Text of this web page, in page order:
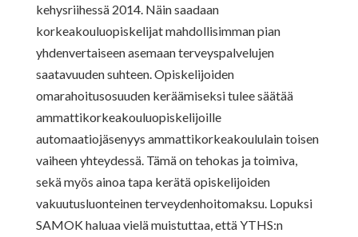
kehysriihessä 2014. Näin saadaan
korkeakouluopiskelijat mahdollisimman pian
yhdenvertaiseen asemaan terveyspalvelujen
saatavuuden suhteen. Opiskelijoiden
omarahoitusosuuden keräämiseksi tulee säätää
ammattikorkeakouluopiskelijoille
automaatiojäsenyys ammattikorkeakoululain toisen
vaiheen yhteydessä. Tämä on tehokas ja toimiva,
sekä myös ainoa tapa kerätä opiskelijoiden
vakuutusluonteinen terveydenhoitomaksu. Lopuksi
SAMOK haluaa vielä muistuttaa, että YTHS:n